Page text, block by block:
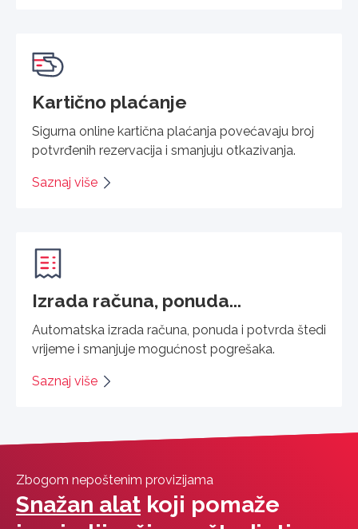
Kartično plaćanje
Sigurna online kartična plaćanja povećavaju broj
potvrđenih rezervacija i smanjuju otkazivanja.
Saznaj više
Izrada računa, ponuda...
Automatska izrada računa, ponuda i potvrda štedi
vrijeme i smanjuje mogućnost pogrešaka.
Saznaj više
Zbogom nepoštenim provizijama
Snažan alat koji pomaže